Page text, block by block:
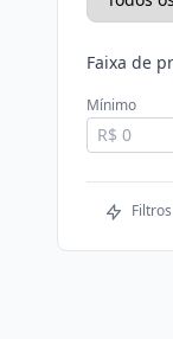
Faixa de
Mínimo